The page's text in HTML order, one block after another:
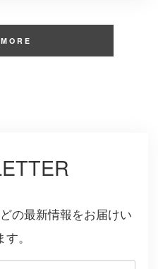
の最新情報をお届けい
。